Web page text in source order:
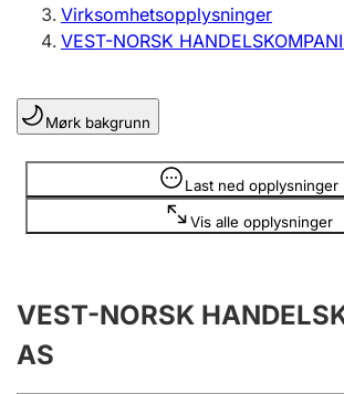
Enkeltpersonforetak
Registrere, endre, slette
Lag og forening
Registrere, endre, slette
Årsregnskap
Innsending og forsinkelsesgebyr
Virksomhetsopplysninger
VEST-NORSK
Mørk bakgrunn
Last ned opplysninger
Vis alle opplysninger
Opplysninger er skjult
VEST-NORSK
AS